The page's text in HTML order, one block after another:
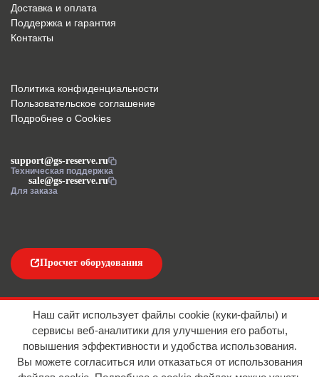
support@gs-reserve.ru
Техническая поддержка
sale@gs-reserve.ru
Для заказа
Доставка и оплата
Поддержка и гарантия
Контакты
Просчет оборудования
Политика конфиденциальности
Пользовательское соглашение
Подробнее о Cookies
Наш сайт использует файлы cookie (куки-файлы) и
сервисы веб-аналитики для улучшения его работы,
повышения эффективности и удобства использования.
Вы можете согласиться или отказаться от использования